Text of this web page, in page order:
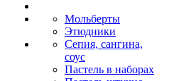
Мольберты
Этюдники
Сепия, сангина,
соус
Пастель в наборах